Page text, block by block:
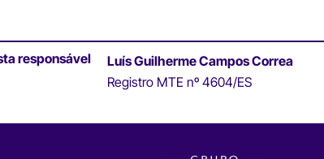
responsável
Luís Guilherme Campos Correa
Registro MTE nº 4604/ES